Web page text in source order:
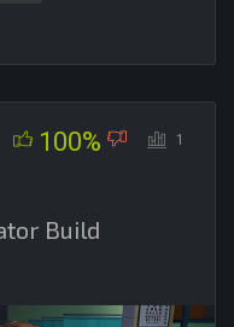
100% 1
Build